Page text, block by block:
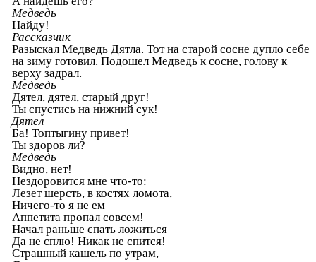
Медведь
Найду!
Рассказчик
Разыскал Медведь Дятла. Тот на старой сосне дупло себе
на зиму готовил. Подошел Медведь к сосне, голову к
верху задрал.
Медведь
Дятел, дятел, старый друг!
Ты спустись на нижний сук!
Дятел
Ба! Топтыгину привет!
Ты здоров ли?
Медведь
Видно, нет!
Нездоровится мне что-то:
Лезет шерсть, в костях ломота,
Ничего-то я не ем –
Аппетита пропал совсем!
Начал раньше спать ложиться –
Да не сплю! Никак не спится!
Страшный кашель по утрам,